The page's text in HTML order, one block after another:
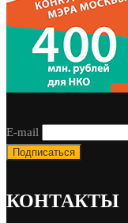
E-mail
КОНТАКТЫ